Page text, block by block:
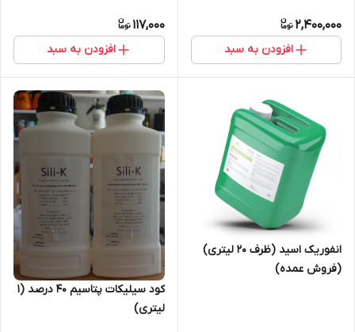
2,400,000
افزودن به سبد
117,000
افزودن به سبد
انفوریک اسید (ظرف 20 لیتری)
(فروش عمده)
کود سیلیکات پتاسیم 40 درصد (1
لیتری)